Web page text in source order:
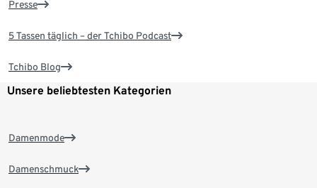
Presse
5 Tassen täglich – der Tchibo Podcast
Tchibo Blog
Unsere beliebtesten Kategorien
Damenmode
Damenschmuck